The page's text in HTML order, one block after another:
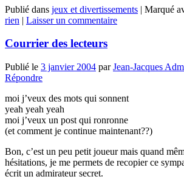
Publié dans jeux et divertissements | Marqué
rien | Laisser un commentaire
Courrier des lecteurs
Publié le 3 janvier 2004 parJean-Jacques
Répondre
moi j’veux des mots qui sonnent
yeah yeah yeah
moi j’veux un post qui ronronne
(et comment je continue maintenant??)
Bon, c’est un peu petit joueur mais quand
hésitations, je me permets de recopier ce
écrit un admirateur secret.